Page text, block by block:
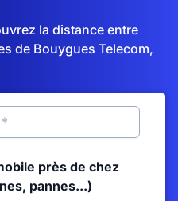
la distance entre
de Bouygues Telecom,
près de chez
pannes...)